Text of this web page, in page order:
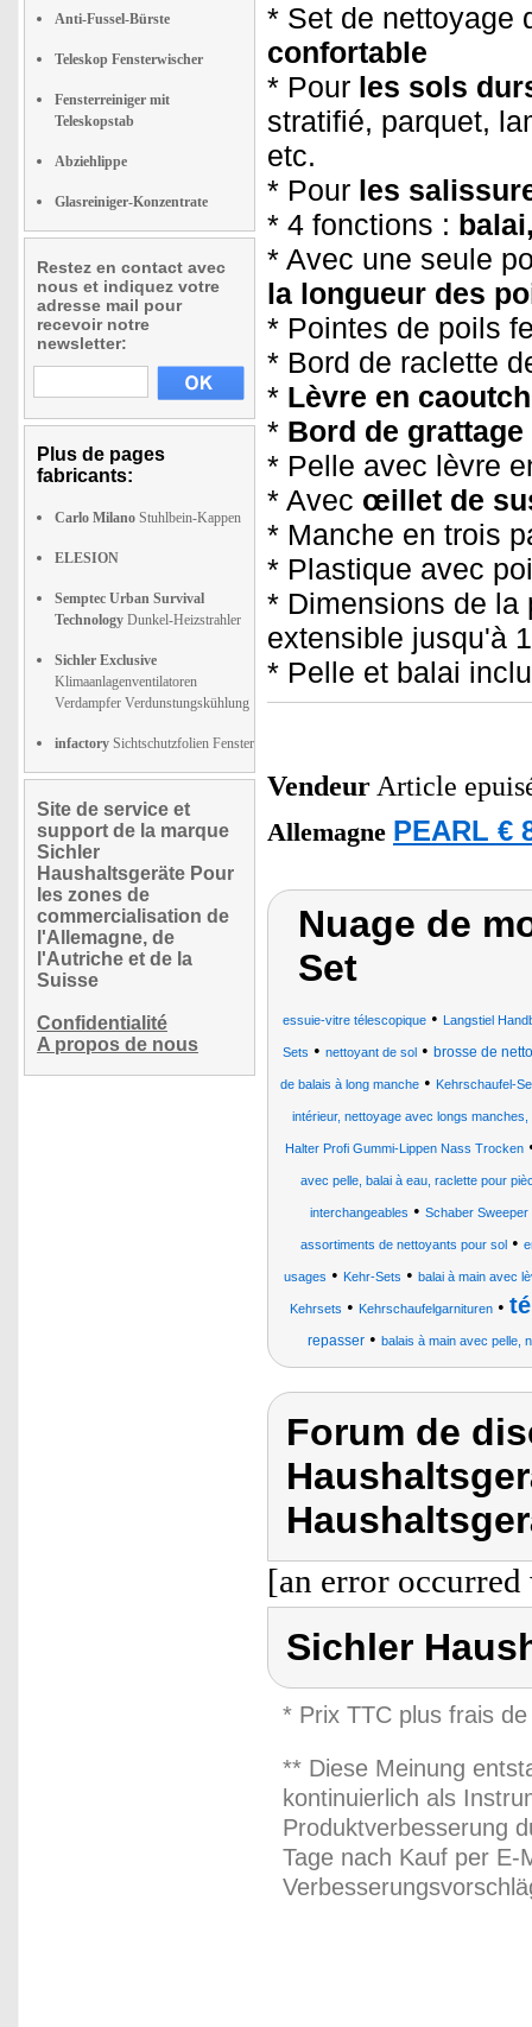
Anti-Fussel-Bürste
Teleskop Fensterwischer
Fensterreiniger mit
Teleskopstab
Abziehlippe
Glasreiniger-Konzentrate
Restez en contact avec
nous et indiquez votre
adresse mail pour
recevoir notre
newsletter:
Plus de pages
fabricants:
Carlo Milano Stuhlbein-Kappen
ELESION
Semptec Urban Survival
Technology Dunkel-Heizstrahler
Sichler Exclusive
Klimaanlagenventilatoren
Verdampfer Verdunstungskühlung
infactory Sichtschutzfolien Fenster
Site de service et
support de la marque
Sichler
Haushaltsgeräte Pour
les zones de
commercialisation de
l'Allemagne, de
l'Autriche et de la
Suisse
Confidentialité
A propos de nous
* Set de nettoyage
confortable
* Pour les sols
stratifié, parquet,
etc.
* Pour les
* 4 fonctions :
* Avec une seule
la longueur des
* Pointes de poils
* Bord de raclette
* Lèvre en
* Bord de grattage
* Pelle avec lèvre
* Avec œillet de
* Manche en trois
* Plastique avec
* Dimensions de la
extensible jusqu'à
* Pelle et balai
Vendeur Article
Allemagne PEARL €
Nuage de
Set
essuie-vitre télescopique• Langstiel
Sets • nettoyant de sol • brosse de
de balais à long manche • Kehrschaufel-
intérieur, nettoyage avec longs
Halter Profi Gummi-Lippen Nass Trocken
avec pelle, balai à eau, raclette pour
interchangeables • Schaber Sweeper
assortiments de nettoyants pour sol•
usages • Kehr-Sets • balai à main avec
Kehrsets • Kehrschaufelgarnituren •
repasser • balais à main avec pelle,
Forum de
[an error
Sichler
* Prix TTC plus frais
** Diese Meinung
kontinuierlich als
Produktverbesserung
Tage nach Kauf per E-